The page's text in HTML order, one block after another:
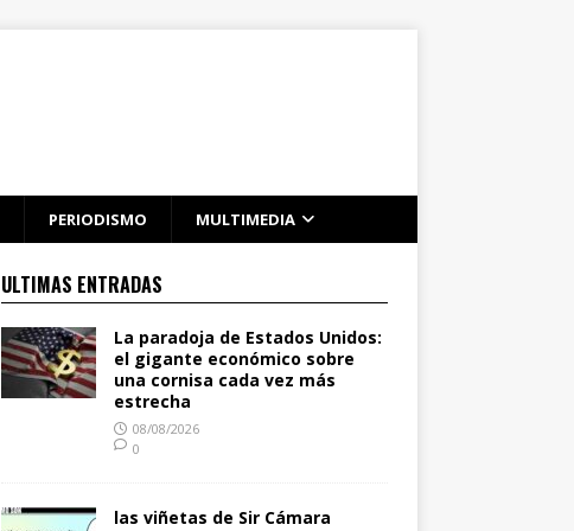
PERIODISMO MULTIMEDIA
ULTIMAS ENTRADAS
La paradoja de Estados Unidos:
el gigante económico sobre
una cornisa cada vez más
estrecha
08/08/2026
0
las viñetas de Sir Cámara